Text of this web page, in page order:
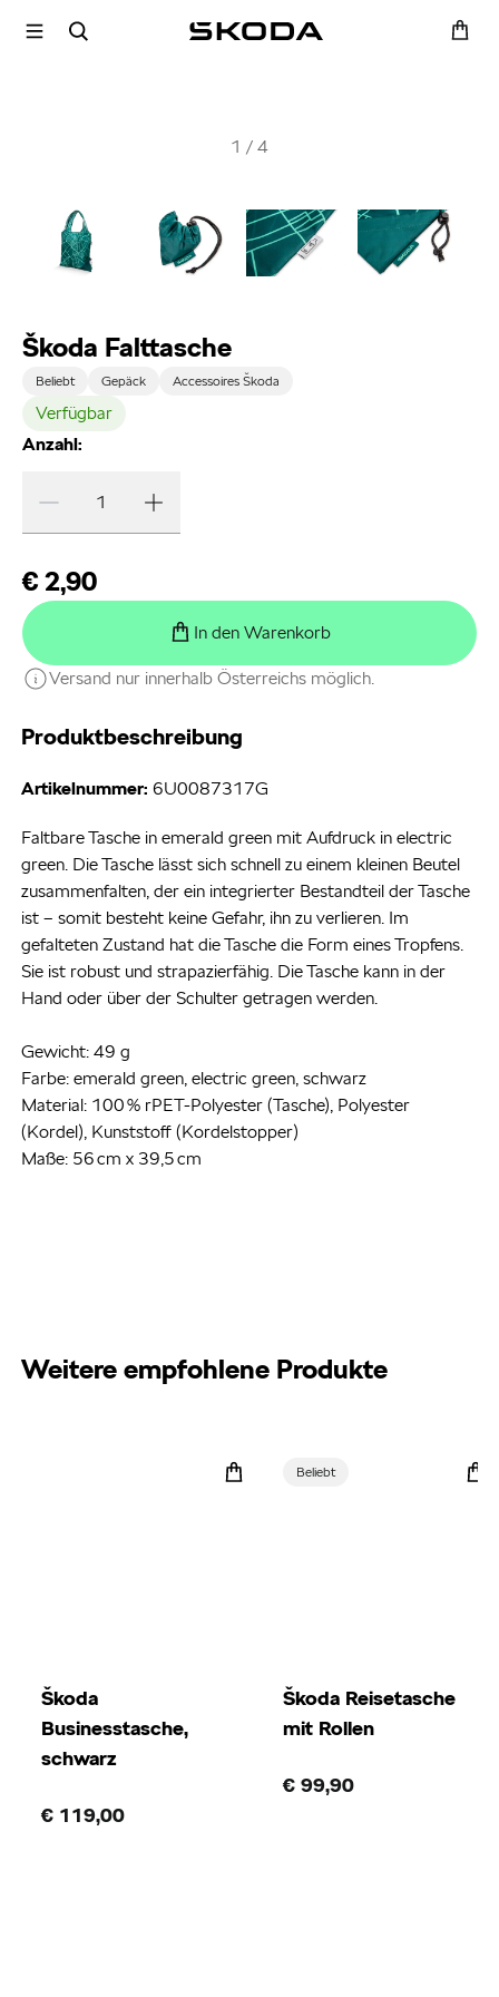
1 / 4
Produktbeschreibung
Artikelnummer: 6U0087317G
Faltbare Tasche in emerald green mit Aufdruck in electric
green. Die Tasche lässt sich schnell zu einem kleinen Beutel
zusammenfalten, der ein integrierter Bestandteil der Tasche
ist – somit besteht keine Gefahr, ihn zu verlieren. Im
gefalteten Zustand hat die Tasche die Form eines Tropfens.
Sie ist robust und strapazierfähig. Die Tasche kann in der
Hand oder über der Schulter getragen werden.
Gewicht: 49 g
Farbe: emerald green, electric green, schwarz
Material: 100 % rPET-Polyester (Tasche), Polyester
(Kordel), Kunststoff (Kordelstopper)
Maße: 56 cm x 39,5 cm
Škoda Falttasche
Beliebt Gepäck Accessoires Škoda
Verfügbar
Anzahl:
€ 2,90
In den Warenkorb
Versand nur innerhalb Österreichs möglich.
Weitere empfohlene Produkte
Škoda
Businesstasche,
schwarz
€ 119,00
Beliebt
Škoda Reisetasche
mit Rollen
€ 99,90